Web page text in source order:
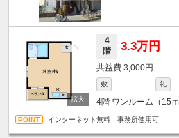
4
階
3.3万円
3,000円
敷 礼
4階 ワンルーム（15ｍ
インターネット無料 事務所使用可